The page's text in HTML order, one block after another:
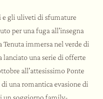
e gli uliveti di sfumature
per una fuga all'insegna
Tenuta immersa nel verde di
lanciato una serie di offerte
all'attesissimo Ponte
una romantica evasione di
un soggiorno family-